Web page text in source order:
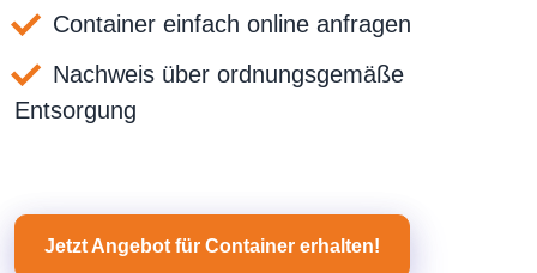
Container einfach online anfragen
Nachweis über ordnungsgemäße
Entsorgung
Jetzt Angebot für Container erhalten!